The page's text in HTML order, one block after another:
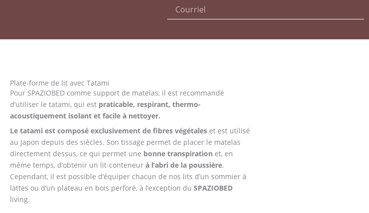
Plate-forme de lit avec Tatami
Pour SPAZIOBED comme support de matelas, il est recommandé
d’utiliser le tatami, qui est praticable, respirant, thermo-
acoustiquement isolant et facile à nettoyer.
Le tatami est composé exclusivement de fibres végétales et est utilisé
au Japon depuis des siècles. Son tissage permet de placer le matelas
directement dessus, ce qui permet une bonne transpiration et, en
même temps, d’obtenir un lit-conteneur à l’abri de la poussière.
Cependant, il est possible d’équiper chacun de nos lits d’un sommier à
lattes ou d’un plateau en bois perforé, à l’exception du SPAZIOBED
living.